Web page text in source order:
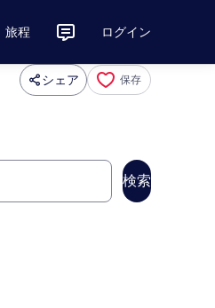
旅程 ログイン
シェア 保存
検索